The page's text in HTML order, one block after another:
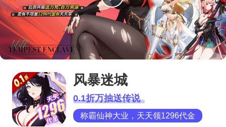
播
频
风暴迷城
0.1折万抽送传说
称霸仙神大业，天天领1296代金